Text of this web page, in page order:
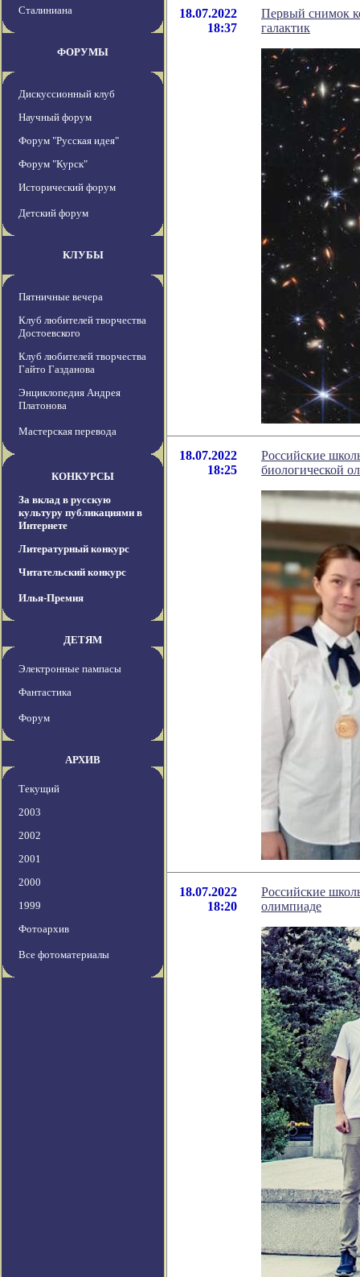
Сталиниана
ФОРУМЫ
Дискуссионный клуб
Научный форум
Форум "Русская идея"
Форум "Курск"
Исторический форум
Детский форум
КЛУБЫ
Пятничные вечера
Клуб любителей творчества
Достоевского
Клуб любителей творчества
Гайто Газданова
Энциклопедия Андрея
Платонова
Мастерская перевода
КОНКУРСЫ
За вклад в русскую
культуру публикациями в
Интернете
Литературный конкурс
Читательский конкурс
Илья-Премия
ДЕТЯМ
Электронные пампасы
Фантастика
Форум
АРХИВ
Текущий
2003
2002
2001
2000
1999
Фотоархив
Все фотоматериалы
18.07.2022
18:37
Первый снимок
галактик
18.07.2022
18:25
Российские
биологической
18.07.2022
18:20
Российские
олимпиаде